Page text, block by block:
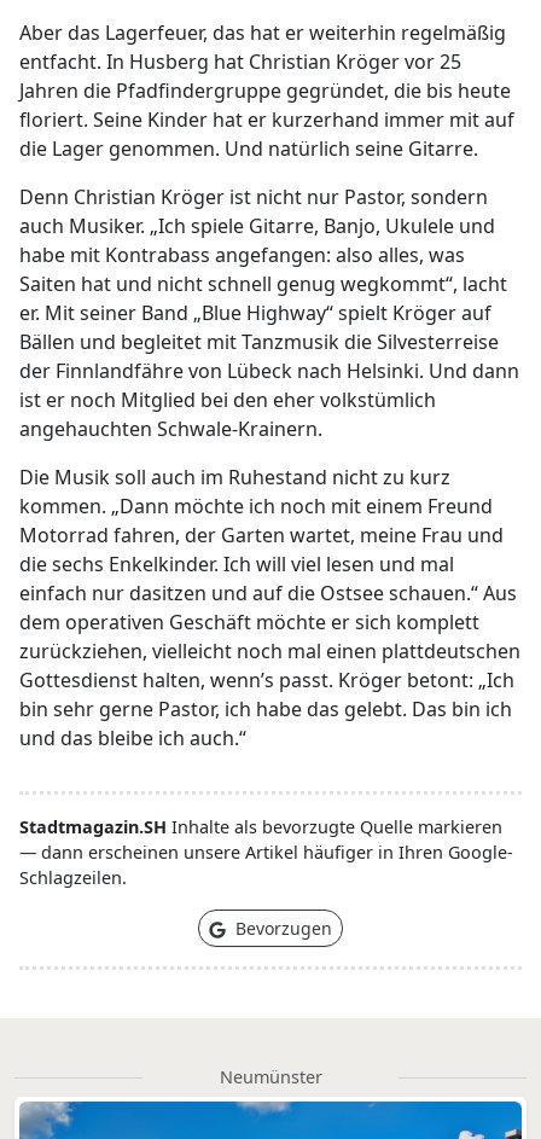
Aber das Lagerfeuer, das hat er weiterhin regelmäßig
entfacht. In Husberg hat Christian Kröger vor 25
Jahren die Pfadfindergruppe gegründet, die bis heute
floriert. Seine Kinder hat er kurzerhand immer mit auf
die Lager genommen. Und natürlich seine Gitarre.
Denn Christian Kröger ist nicht nur Pastor, sondern
auch Musiker. „Ich spiele Gitarre, Banjo, Ukulele und
habe mit Kontrabass angefangen: also alles, was
Saiten hat und nicht schnell genug wegkommt“, lacht
er. Mit seiner Band „Blue Highway“ spielt Kröger auf
Bällen und begleitet mit Tanzmusik die Silvesterreise
der Finnlandfähre von Lübeck nach Helsinki. Und dann
ist er noch Mitglied bei den eher volkstümlich
angehauchten Schwale-Krainern.
Die Musik soll auch im Ruhestand nicht zu kurz
kommen. „Dann möchte ich noch mit einem Freund
Motorrad fahren, der Garten wartet, meine Frau und
die sechs Enkelkinder. Ich will viel lesen und mal
einfach nur dasitzen und auf die Ostsee schauen.“ Aus
dem operativen Geschäft möchte er sich komplett
zurückziehen, vielleicht noch mal einen plattdeutschen
Gottesdienst halten, wenn’s passt. Kröger betont: „Ich
bin sehr gerne Pastor, ich habe das gelebt. Das bin ich
und das bleibe ich auch.“
Stadtmagazin.SH Inhalte als bevorzugte Quelle markieren
— dann erscheinen unsere Artikel häufiger in Ihren Google-
Schlagzeilen.
Bevorzugen
Neumünster